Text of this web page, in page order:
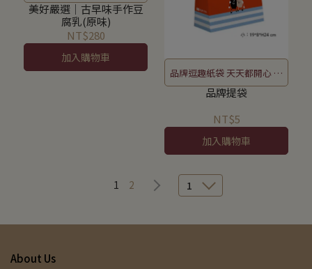
搭檔
美好嚴選│古早味手作豆
腐乳(原味)
NT$280
加入購物車
品牌逗趣紙袋 天天都開心 日
日都美好
品牌提袋
NT$5
加入購物車
1 2 1
About Us